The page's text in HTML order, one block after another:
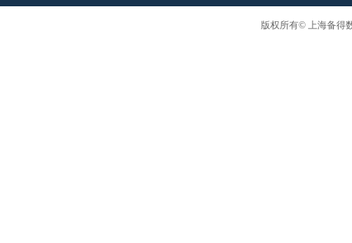
版权所有© 上海备得